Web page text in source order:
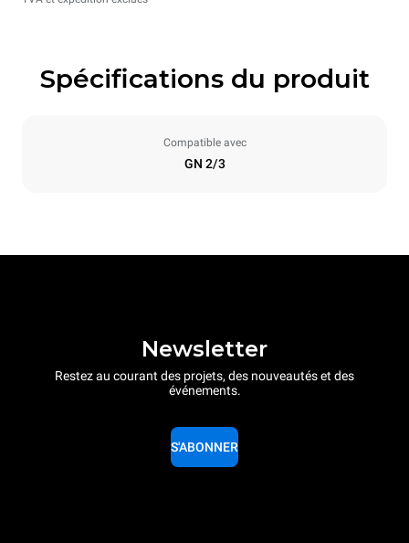
Spécifications du produit
Compatible avec
GN 2/3
Newsletter
Restez au courant des projets, des nouveautés et des
événements.
S'ABONNER